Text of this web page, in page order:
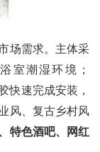
场需求。主体采
室潮湿环境；
快速完成安装，
风、复古乡村风
特色酒吧、网红